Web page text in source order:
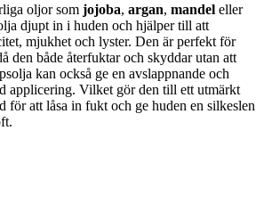
oljor som jojoba, argan, mandel eller
djupt in i huden och hjälper till att
mjukhet och lyster. Den är perfekt för
den både återfuktar och skyddar utan att
kan också ge en avslappnande och
applicering. Vilket gör den till ett utmärkt
för att låsa in fukt och ge huden en silkeslen